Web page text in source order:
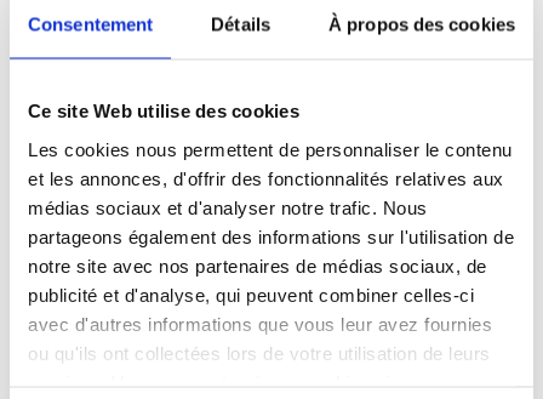
Consentement Détails À propos des cookies
Ce site Web utilise des cookies
Les cookies nous permettent de personnaliser le contenu
et les annonces, d'offrir des fonctionnalités relatives aux
médias sociaux et d'analyser notre trafic. Nous
partageons également des informations sur l'utilisation de
notre site avec nos partenaires de médias sociaux, de
publicité et d'analyse, qui peuvent combiner celles-ci
avec d'autres informations que vous leur avez fournies
ou qu'ils ont collectées lors de votre utilisation de leurs
En savoir plus